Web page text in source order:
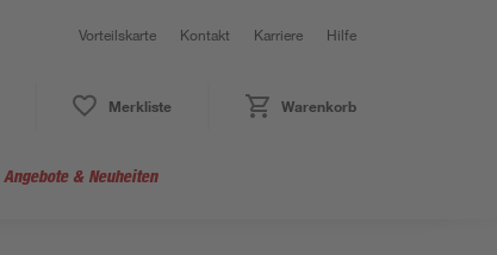
Vorteilskarte Kontakt Karriere Hilfe
Merkliste Warenkorb
Angebote & Neuheiten